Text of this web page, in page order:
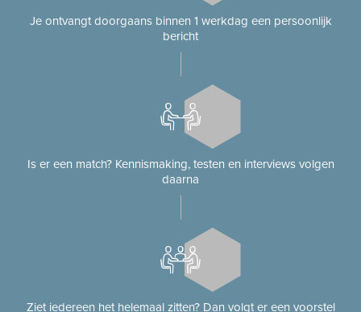
Je ontvangt doorgaans binnen 1 werkdag een persoonlijk
bericht
Is er een match? Kennismaking, testen en interviews volgen
daarna
Ziet iedereen het helemaal zitten? Dan volgt er een voorstel